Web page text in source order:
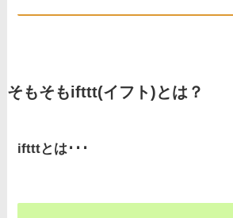
そもそもifttt(イフト)とは？
iftttとは･･･